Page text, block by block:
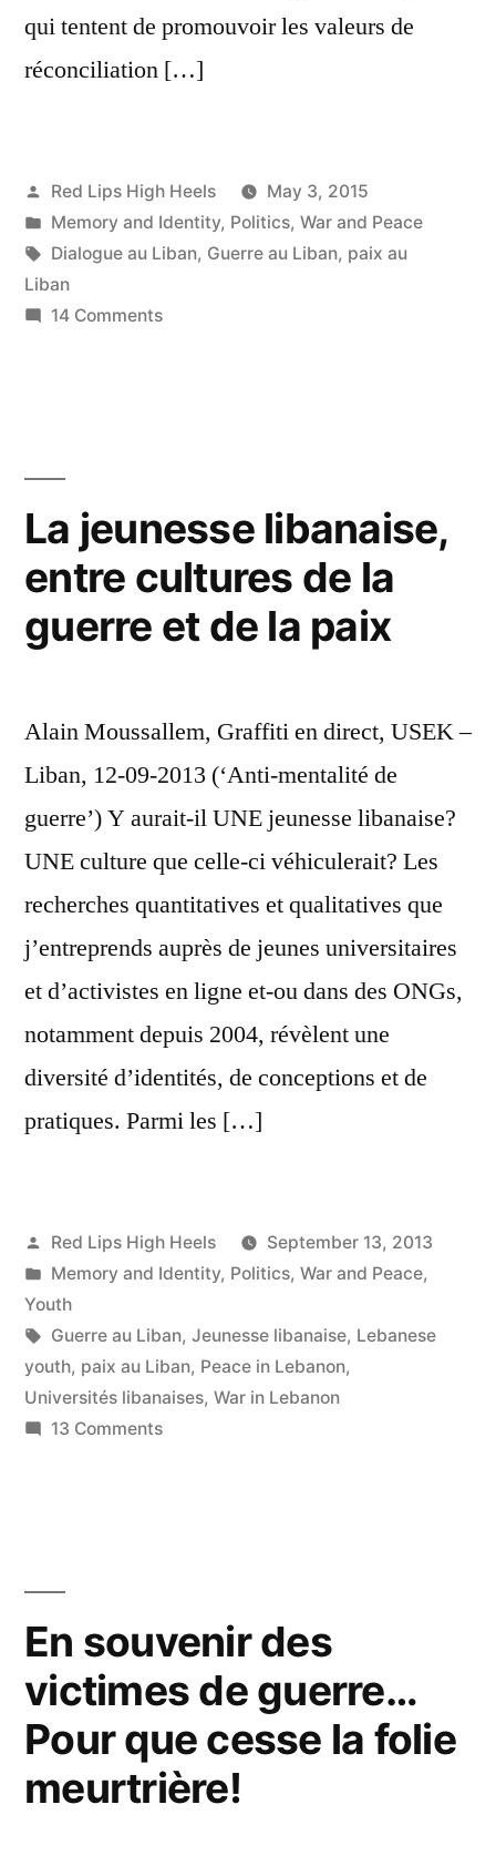
qui tentent de promouvoir les valeurs de
réconciliation […]
Posted
by
Red Lips High Heels
May 3, 2015
Posted
in
Memory and Identity, Politics, War and Peace
Tags:
Dialogue au Liban, Guerre au Liban, paix au
Liban
14 Commentson
?
La jeunesse libanaise,
entre cultures de la
guerre et de la paix
Alain Moussallem, Graffiti en direct, USEK –
Liban, 12-09-2013 (‘Anti-mentalité de
guerre’) Y aurait-il UNE jeunesse libanaise?
UNE culture que celle-ci véhiculerait? Les
recherches quantitatives et qualitatives que
j’entreprends auprès de jeunes universitaires
et d’activistes en ligne et-ou dans des ONGs,
notamment depuis 2004, révèlent une
diversité d’identités, de conceptions et de
pratiques. Parmi les […]
Posted
by
Red Lips High Heels
September 13, 2013
Posted
in
Memory and Identity, Politics, War and Peace,
Youth
Tags:
Guerre au Liban, Jeunesse libanaise, Lebanese
youth, paix au Liban, Peace in Lebanon,
Universités libanaises, War in Lebanon
13 Commentson
la
guerre
et
de
la
paix
En souvenir des
victimes de guerre…
Pour que cesse la folie
meurtrière!